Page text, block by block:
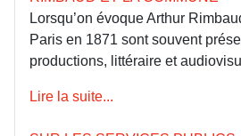
Lorsqu’on évoque Arthur
Paris en 1871 sont souvent
productions, littéraire et
Lire la suite...